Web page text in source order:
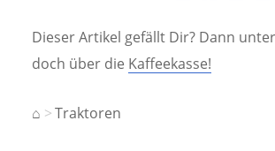
Dieser Artikel gefällt Dir? Dann
doch über die Kaffeekasse!
⌂ Traktoren